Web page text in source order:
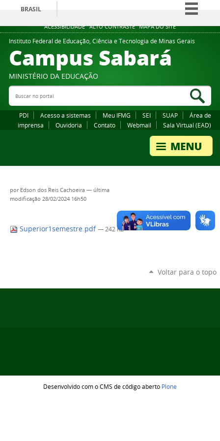
ACESSIBILIDADE ALTO CONTRASTE MAPA DO SITE
BRASIL
Simplifique!
Comunica BR
Participe
Legislação
Instituto Federal de Educação, Ciência e Tecnologia de Minas Gerais
Campus Sabará
MINISTÉRIO DA EDUCAÇÃO
Buscar no portal
PDI Acesso a sistemas Meu IFMG SEI SUAP
Área de
imprensa
Ouvidoria Contato Webmail Sala Virtual (EAD)
por Edson dos Reis Cachoeira — última
modificação 28/02/2024 16h50
Superior1semestre.pdf — 242 KB
Voltar para o topo
Desenvolvido com o CMS de código aberto Plone